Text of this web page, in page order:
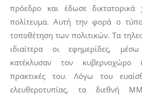
πρόεδρο και έδωσε δικτατορικά
πολίτευμα. Αυτή την φορά ο
τοποθέτηση των πολιτικών. Τα
ιδιαίτερα οι εφημερίδες,
κατέκλυσαν τον κυβερνοχώρο
πρακτικές του. Λόγω του
ελευθεροτυπίας, τα διεθνή